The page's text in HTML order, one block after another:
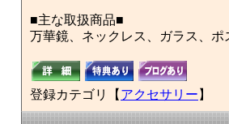
■主な取扱商品■
万華鏡、ネックレス、ガラス、
登録カテゴリ【 アクセサリー 】